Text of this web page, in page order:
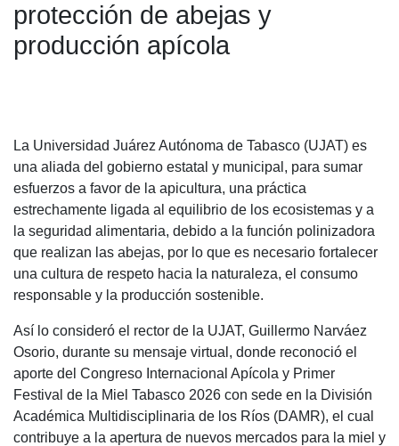
protección de abejas y
producción apícola
La Universidad Juárez Autónoma de Tabasco (UJAT) es
una aliada del gobierno estatal y municipal, para sumar
esfuerzos a favor de la apicultura, una práctica
estrechamente ligada al equilibrio de los ecosistemas y a
la seguridad alimentaria, debido a la función polinizadora
que realizan las abejas, por lo que es necesario fortalecer
una cultura de respeto hacia la naturaleza, el consumo
responsable y la producción sostenible.
Así lo consideró el rector de la UJAT, Guillermo Narváez
Osorio, durante su mensaje virtual, donde reconoció el
aporte del Congreso Internacional Apícola y Primer
Festival de la Miel Tabasco 2026 con sede en la División
Académica Multidisciplinaria de los Ríos (DAMR), el cual
contribuye a la apertura de nuevos mercados para la miel y